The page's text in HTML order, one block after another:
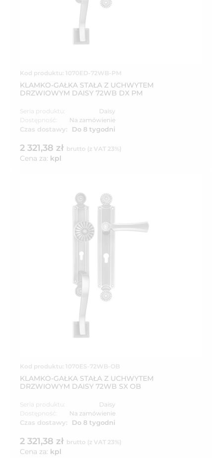
Kod produktu: 1070ED-72WB-PM
KLAMKO-GAŁKA STAŁA Z UCHWYTEM
DRZWIOWYM DAISY 72WB DX PM
Seria produktu:
Daisy
Dostępność:
Na zamówienie
Czas dostawy: Do 8 tygodni
2 321,38 zł brutto (z VAT 23%)
Cena za: kpl
Kod produktu: 1070ES-72WB-OB
KLAMKO-GAŁKA STAŁA Z UCHWYTEM
DRZWIOWYM DAISY 72WB SX OB
Seria produktu:
Daisy
Dostępność:
Na zamówienie
Czas dostawy: Do 8 tygodni
2 321,38 zł brutto (z VAT 23%)
Cena za: kpl